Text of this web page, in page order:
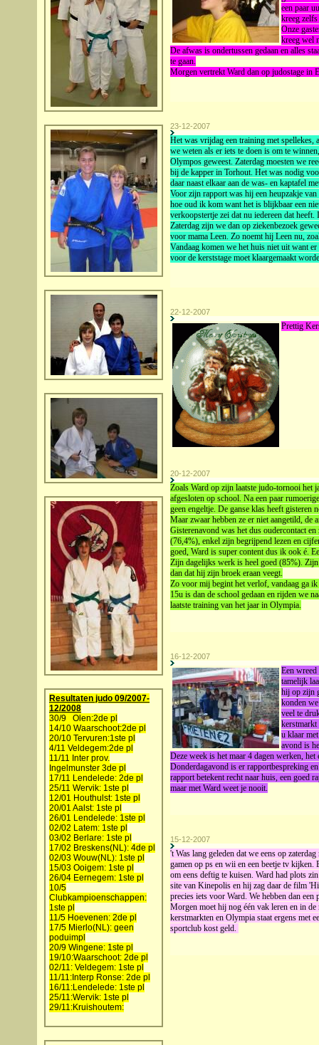
Resultaten judo 09/2007-
12/2008
30/9 Olen:2de pl
14/10 Waarschoot:2de pl
20/10 Tervuren:1ste pl
4/11 Veldegem:2de pl
11/11 Inter prov.
Ingelmunster 3de pl
17/11 Lendelede: 2de pl
25/11 Wervik: 1ste pl
12/01 Houthulst: 1ste pl
20/01 Aalst: 1ste pl
26/01 Lendelede: 1ste pl
02/02 Latem: 1ste pl
03/02 Berlare: 1ste pl
17/02 Breskens(NL): 4de pl
02/03 Wouw(NL): 1ste pl
15/03 Ooigem: 1ste pl
26/04 Eernegem: 1ste pl
10/5
Clubkampioenschappen:
1ste pl
11/5 Hoevenen: 2de pl
17/5 Mierlo(NL): geen
poduimpl
20/9 Wingene: 1ste pl
19/10:Waarschoot: 2de pl
02/11: Veldegem: 1ste pl
11/11:Interp Ronse: 2de pl
16/11:Lendelede: 1ste pl
25/11:Wervik: 1ste pl
29/11:Kruishoutem:
een paar
kreeg
Onze
kreeg wel
De afwas is ondertussen gedaan en alles
te gaan.
Morgen vertrekt Ward dan op judostage in
23-12-2007
Het was vrijdag een training met spellekes,
we weten als er iets te doen is om te
Olympos geweest. Zaterdag moesten we
bij de kapper in Torhout. Het was nodig
daar naast elkaar aan de was- en kaptafel
Voor zijn rapport was hij een heupzakje
hoe oud ik kom want het is blijkbaar een
verkoopstertje zei dat nu iedereen dat
Zaterdag zijn we dan op ziekenbezoek
voor mama Leen. Zo noemt hij Leen nu,
Vandaag komen we het huis niet uit want
voor de kerststage moet klaargemaakt
22-12-2007
Prettig
20-12-2007
Zoals Ward op zijn laatste judo-tornooi het
afgesloten op school. Na een paar
geen engeltje. De ganse klas heeft gisteren
Maar zwaar hebben ze er niet aangetild, de
Gisterenavond was het dus oudercontact
(76,4%), enkel zijn begrijpend lezen en
goed, Ward is super content dus ik ook é.
Zijn dagelijks werk is heel goed (85%).
dan dat hij zijn broek eraan veegt.
Zo voor mij begint het verlof, vandaag ga
15u is dan de school gedaan en rijden we
laatste training van het jaar in Olympia.
16-12-2007
Een
tamelijk
hij op zijn
konden
veel te
kerstmarkt
u klaar
avond is
Deze week is het maar 4 dagen werken,
Donderdagavond is er rapportbespreking
rapport betekent recht naar huis, een goed
maar met Ward weet je nooit.
15-12-2007
't Was lang geleden dat we eens op
gamen op ps en wii en een beetje tv kijken.
om eens deftig te kuisen. Ward had plots
site van Kinepolis en hij zag daar de film
precies iets voor Ward. We hebben dan een
Morgen moet hij nog één vak leren en in
kerstmarkten en Olympia staat ergens met
sportclub kost geld.